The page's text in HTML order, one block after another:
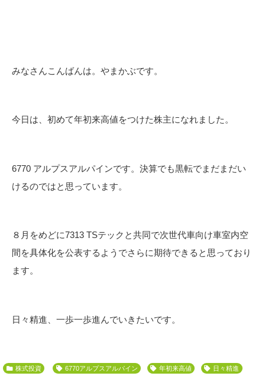
みなさんこんばんは。やまかぶです。
今日は、初めて年初来高値をつけた株主になれました。
6770 アルプスアルパインです。決算でも黒転でまだまだい
けるのではと思っています。
８月をめどに7313 TSテックと共同で次世代車向け車室内空
間を具体化を公表するようでさらに期待できると思っており
ます。
日々精進、一歩一歩進んでいきたいです。
株式投資 6770アルプスアルパイン 年初来高値 日々精進